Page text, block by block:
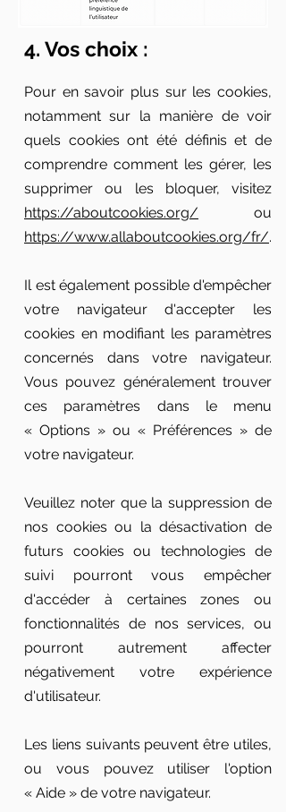
4. Vos choix :
Pour en savoir plus sur les cookies,
notamment sur la manière de voir
quels cookies ont été définis et de
comprendre comment les gérer, les
supprimer ou les bloquer, visitez
https://aboutcookies.org/ ou
https://www.allaboutcookies.org/fr/.
Il est également possible d'empêcher
votre navigateur d'accepter les
cookies en modifiant les paramètres
concernés dans votre navigateur.
Vous pouvez généralement trouver
ces paramètres dans le menu
« Options » ou « Préférences » de
votre navigateur.
Veuillez noter que la suppression de
nos cookies ou la désactivation de
futurs cookies ou technologies de
suivi pourront vous empêcher
d'accéder à certaines zones ou
fonctionnalités de nos services, ou
pourront autrement affecter
négativement votre expérience
d'utilisateur.
Les liens suivants peuvent être utiles,
ou vous pouvez utiliser l'option
« Aide » de votre navigateur.